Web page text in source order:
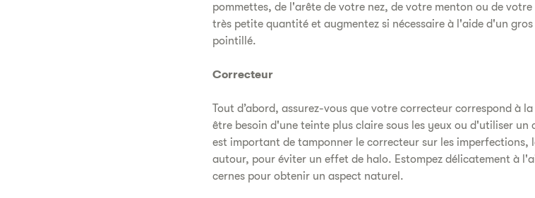
pommettes, de l'arête de votre nez, de votre menton ou de
très petite quantité et augmentez si nécessaire à l'aide d'un
pointillé.
Correcteur
Tout d’abord, assurez-vous que votre correcteur correspond à
être besoin d'une teinte plus claire sous les yeux ou d'utiliser un
est important de tamponner le correcteur sur les imperfections,
autour, pour éviter un effet de halo. Estompez délicatement à
cernes pour obtenir un aspect naturel.